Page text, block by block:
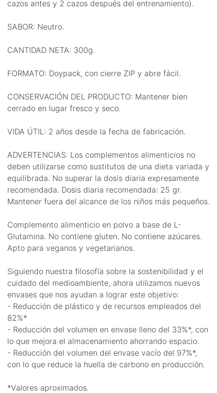
cazos antes y 2 cazos después del entrenamiento).
SABOR: Neutro.
CANTIDAD NETA: 300g.
FORMATO: Doypack, con cierre ZIP y abre fácil.
CONSERVACIÓN DEL PRODUCTO: Mantener bien
cerrado en lugar fresco y seco.
VIDA ÚTIL: 2 años desde la fecha de fabricación.
ADVERTENCIAS: Los complementos alimenticios no
deben utilizarse como sustitutos de una dieta variada y
equilibrada. No superar la dosis diaria expresamente
recomendada. Dosis diaria recomendada: 25 gr.
Mantener fuera del alcance de los niños más pequeños.
Complemento alimenticio en polvo a base de L-
Glutamina. No contiene gluten. No contiene azúcares.
Apto para veganos y vegetarianos.
Siguiendo nuestra filosofía sobre la sostenibilidad y el
cuidado del medioambiente, ahora utilizamos nuevos
envases que nos ayudan a lograr este objetivo:
- Reducción de plástico y de recursos empleados del
82%*
- Reducción del volumen en envase lleno del 33%*, con
lo que mejora el almacenamiento ahorrando espacio.
- Reducción del volumen del envase vacío del 97%*,
con lo que reduce la huella de carbono en producción.
*Valores aproximados.